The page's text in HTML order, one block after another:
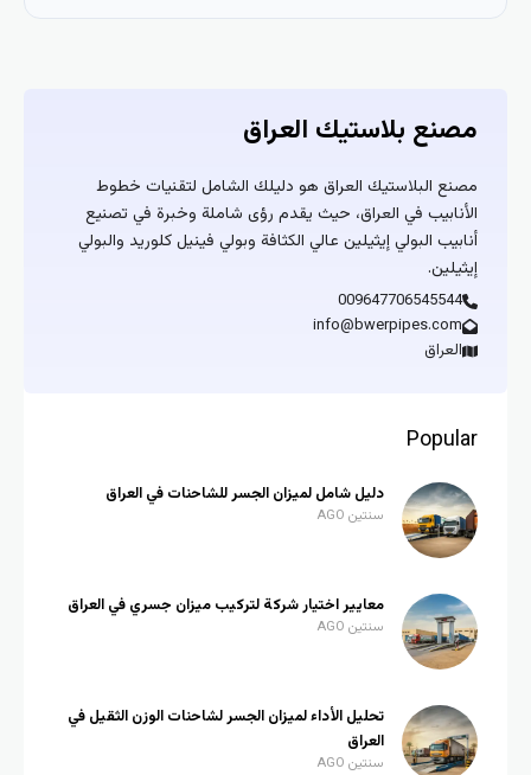
مصنع بلاستيك العراق
مصنع البلاستيك العراق هو دليلك الشامل لتقنيات خطوط
الأنابيب في العراق، حيث يقدم رؤى شاملة وخبرة في تصنيع
أنابيب البولي إيثيلين عالي الكثافة وبولي فينيل كلوريد والبولي
إيثيلين.
009647706545544
info@bwerpipes.com
العراق
Popular
دليل شامل لميزان الجسر للشاحنات في العراق
سنتين AGO
معايير اختيار شركة لتركيب ميزان جسري في العراق
سنتين AGO
تحليل الأداء لميزان الجسر لشاحنات الوزن الثقيل في
العراق
سنتين AGO